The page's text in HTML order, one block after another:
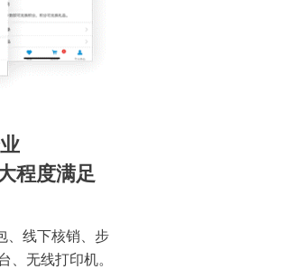
程度满足
、线下核销、步
、无线打印机。